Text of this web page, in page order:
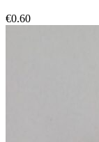
€0.60